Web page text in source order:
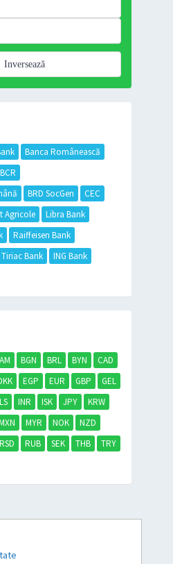
Inversează
Banca Românească
BCR
BRD SocGen
CEC
Agricole
Libra Bank
Raiffeisen Bank
Bank
ING Bank
BGN BRL BYN
CAD
EGP EUR GBP
GEL
INR ISK JPY
KRW
MYR NOK
NZD
RSD RUB SEK THB
TRY